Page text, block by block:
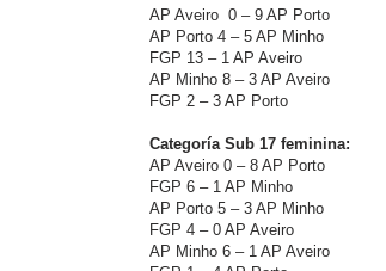
AP Aveiro 0 – 9 AP Porto
AP Porto 4 – 5 AP Minho
FGP 13 – 1 AP Aveiro
AP Minho 8 – 3 AP Aveiro
FGP 2 – 3 AP Porto
Categoría Sub 17 feminina:
AP Aveiro 0 – 8 AP Porto
FGP 6 – 1 AP Minho
AP Porto 5 – 3 AP Minho
FGP 4 – 0 AP Aveiro
AP Minho 6 – 1 AP Aveiro